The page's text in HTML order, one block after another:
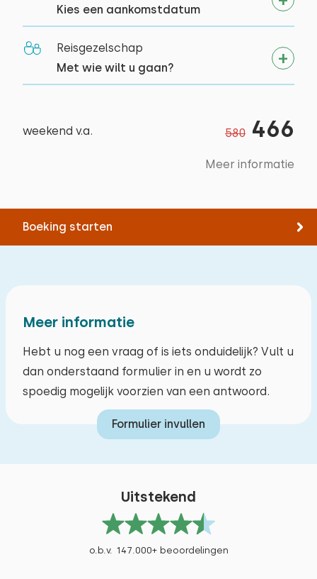
Kies een aankomstdatum
Reisgezelschap
Met wie wilt u gaan?
weekend v.a. 580 466
Meer informatie
Boeking starten
Meer informatie
Hebt u nog een vraag of is iets onduidelijk? Vult u
dan onderstaand formulier in en u wordt zo
spoedig mogelijk voorzien van een antwoord.
Formulier invullen
moeten zitten aangezien de buren langs ons
we het over twee meter afstand!
Uitstekend
o.b.v. 147.000+ beoordelingen